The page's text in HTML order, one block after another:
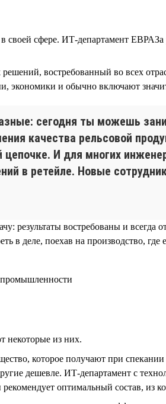
своей сфере. ИТ-департамент ЕВРАЗа
востребованный во всех
экономики и обычно включают
сегодня ты можешь
качества рельсовой
И для многих
в ретейле. Новые
результаты востребованы и
в деле, поехав на производство,
некоторые из них.
которое получают при спекании
дешевле. ИТ-департамент с
оптимальный состав, из